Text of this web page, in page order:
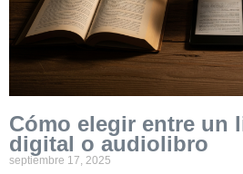
Cómo elegir entre un
digital o audiolibro
septiembre 17, 2025